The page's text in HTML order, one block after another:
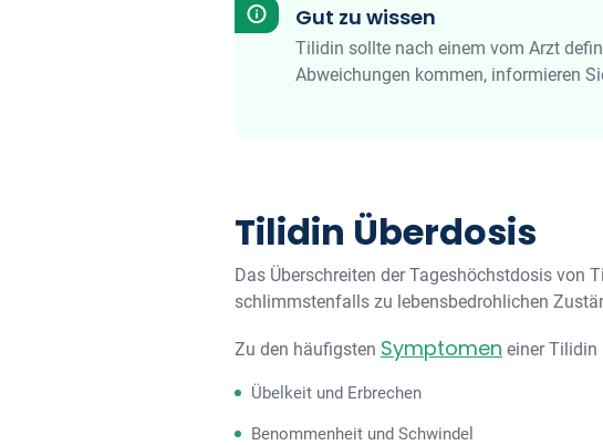
Gut zu wissen
Tilidin sollte nach einem vom Arzt
Abweichungen kommen, informieren
Tilidin Überdosis
Das Überschreiten der Tageshöchstdosis von
schlimmstenfalls zu lebensbedrohlichen
Zu den häufigsten Symptomen einer Tilidin
Übelkeit und Erbrechen
Benommenheit und Schwindel